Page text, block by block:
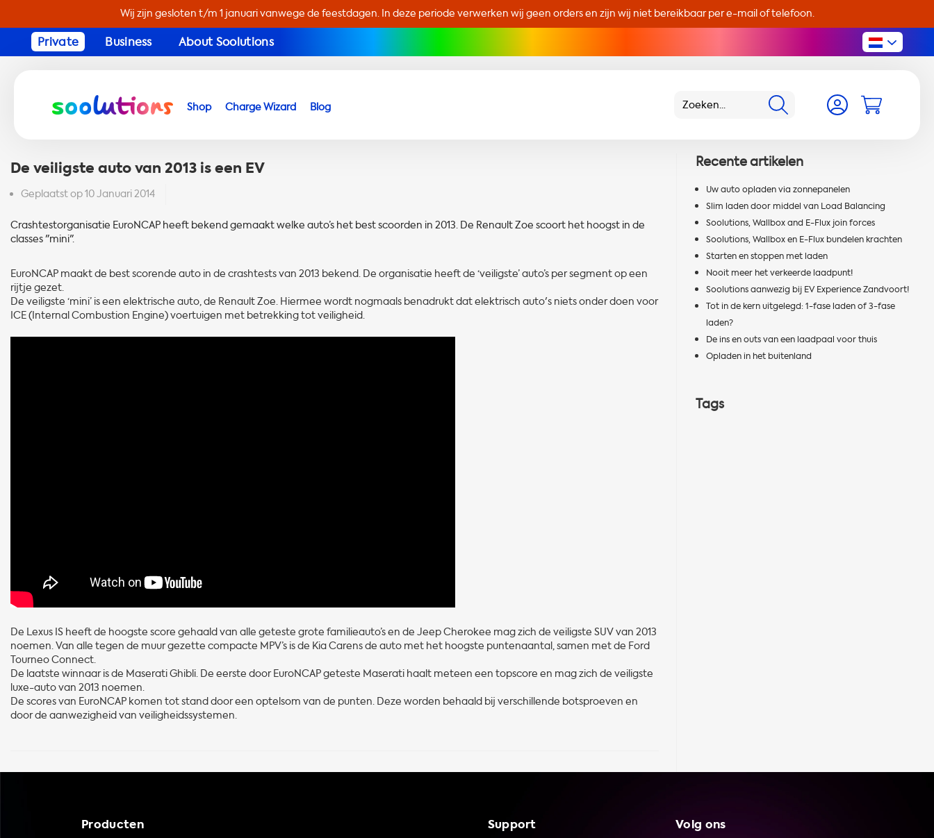
Wij zijn gesloten t/m 1 januari vanwege de feestdagen. In deze periode verwerken wij geen orders en zijn wij niet bereikbaar per e-mail of telefoon.
Private Business About Soolutions
Shop Charge Wizard Blog
De veiligste auto van 2013 is een EV
Geplaatst op10 Januari 2014
Crashtestorganisatie EuroNCAP heeft bekend gemaakt welke auto’s het best scoorden in 2013. De Renault Zoe scoort het hoogst in de
classes "mini".
EuroNCAP maakt de best scorende auto in de crashtests van 2013 bekend. De organisatie heeft de ‘veiligste’ auto’s per segment op een
rijtje gezet.
De veiligste ‘mini’ is een elektrische auto, de Renault Zoe. Hiermee wordt nogmaals benadrukt dat elektrisch auto's niets onder doen voor
ICE (Internal Combustion Engine) voertuigen met betrekking tot veiligheid.
De Lexus IS heeft de hoogste score gehaald van alle geteste grote familieauto’s en de Jeep Cherokee mag zich de veiligste SUV van 2013
noemen. Van alle tegen de muur gezette compacte MPV’s is de Kia Carens de auto met het hoogste puntenaantal, samen met de Ford
Tourneo Connect.
De laatste winnaar is de Maserati Ghibli. De eerste door EuroNCAP geteste Maserati haalt meteen een topscore en mag zich de veiligste
luxe-auto van 2013 noemen.
De scores van EuroNCAP komen tot stand door een optelsom van de punten. Deze worden behaald bij verschillende botsproeven en
door de aanwezigheid van veiligheidssystemen.
Recente artikelen
Uw auto opladen via zonnepanelen
Slim laden door middel van Load Balancing
Soolutions, Wallbox and E-Flux join forces
Soolutions, Wallbox en E-Flux bundelen krachten
Starten en stoppen met laden
Nooit meer het verkeerde laadpunt!
Soolutions aanwezig bij EV Experience Zandvoort!
Tot in de kern uitgelegd: 1-fase laden of 3-fase
laden?
De ins en outs van een laadpaal voor thuis
Opladen in het buitenland
Tags
Producten Support Volg ons